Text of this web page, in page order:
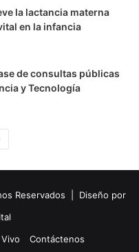
la lactancia materna
en la infancia
de consultas públicas
y Tecnología
u
i
e
Reservados | Diseño por
Contáctenos